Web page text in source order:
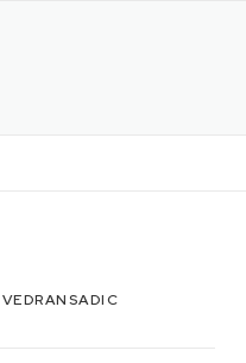
VEDRANSADIC